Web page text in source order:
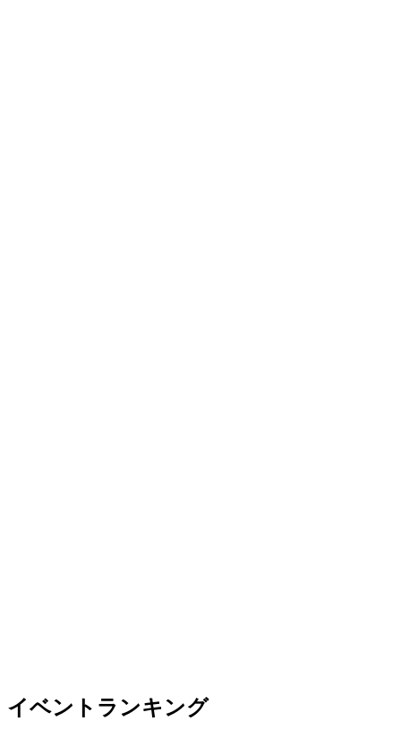
イベントランキング